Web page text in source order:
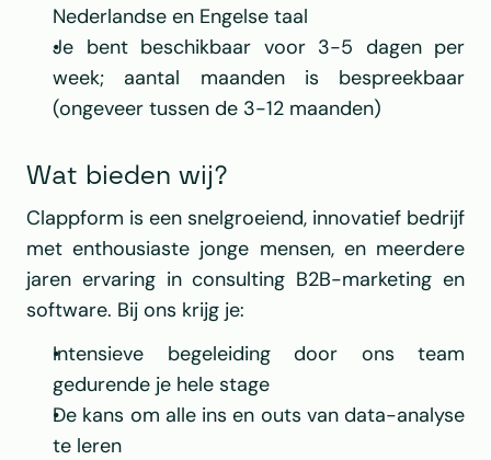
Nederlandse en Engelse taal
Je bent beschikbaar voor 3-5 dagen per
week; aantal maanden is bespreekbaar
(ongeveer tussen de 3-12 maanden)
Wat bieden wij?
Clappform is een snelgroeiend, innovatief bedrijf
met enthousiaste jonge mensen, en meerdere
jaren ervaring in consulting B2B-marketing en
software. Bij ons krijg je:
Intensieve begeleiding door ons team
gedurende je hele stage
De kans om alle ins en outs van data-analyse
te leren